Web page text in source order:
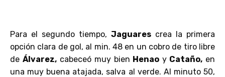
Para el segundo tiempo, Jaguares crea la primera
opción clara de gol, al min. 48 en un cobro de tiro libre
de Álvarez,cabeceó muy bien Henao y Cataño, en
una muy buena atajada, salva al verde. Al minuto 50,